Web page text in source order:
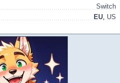
Switch
EU, US